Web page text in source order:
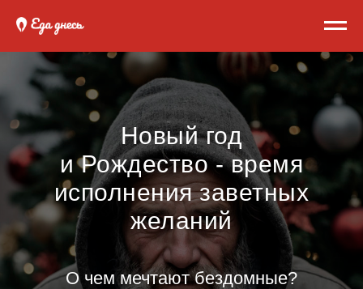
Новый год
и Рождество - время
исполнения заветных
желаний
О чем мечтают бездомные?